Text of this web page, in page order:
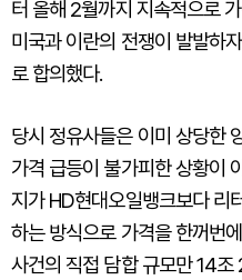
터 올해 2월까지 지속적으로
미국과 이란의 전쟁이 발발하
로 합의했다.
당시 정유사들은 이미 상당한
가격 급등이 불가피한 상황이
지가 HD현대오일뱅크보다
하는 방식으로 가격을 한꺼번
사건의 직접 담합 규모만 14